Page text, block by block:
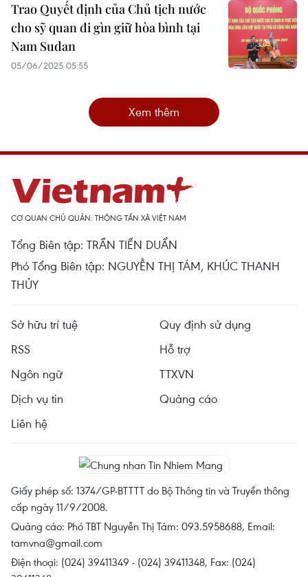
Trao Quyết định của Chủ tịch nước
cho sỹ quan đi gìn giữ hòa bình tại
Nam Sudan
05/06/2025 05:55
Xem thêm
CƠ QUAN CHỦ QUẢN: THÔNG TẤN XÃ VIỆT NAM
Tổng Biên tập: TRẦN TIẾN DUẨN
Phó Tổng Biên tập: NGUYỄN THỊ TÁM, KHÚC THANH
THỦY
Sở hữu trí tuệ
Quy định sử dụng
RSS
Hỗ trợ
Ngôn ngữ
TTXVN
Dịch vụ tin
Quảng cáo
Liên hệ
Giấy phép số: 1374/GP-BTTTT do Bộ Thông tin và Truyền thông
cấp ngày 11/9/2008.
Quảng cáo: Phó TBT Nguyễn Thị Tám: 093.5958688, Email:
tamvna@gmail.com
Điện thoại: (024) 39411349 - (024) 39411348, Fax: (024)